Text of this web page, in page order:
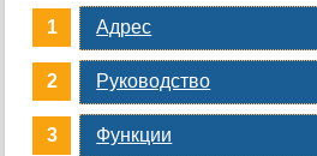
Адрес
Руководство
Функции